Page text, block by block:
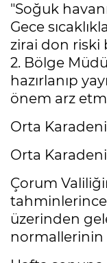
"Soğuk
Gece
zirai don riski
2. Bölge
hazırlanıp
önem arz
Orta
Orta
Çorum
üzerinden
normallerinin